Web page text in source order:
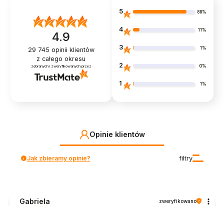
4.9
29 745 opinii klientów
z całego okresu
zebranych i zweryfikowanych przez
5 88%
4 11%
3 1%
2 0%
1 1%
Opinie klientów
filtry
Jak zbieramy opinie?
Gabriela zweryfikowano